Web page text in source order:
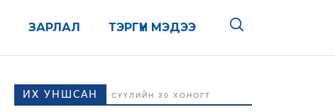
ТЭРГҮҮН МЭДЭЭ
ЗАРЛАЛ
ИХ УНШСАН СҮҮЛИЙН 30 ХОНОГТ